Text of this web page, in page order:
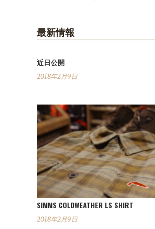
最新情報
近日公開
2018年2月9日
SIMMS COLDWEATHER LS SHIRT
2018年2月9日